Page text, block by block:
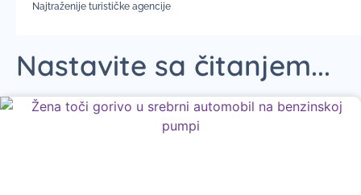
Najtraženije turističke agencije
Nastavite sa čitanjem...